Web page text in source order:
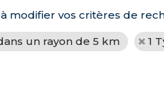
modifier vos critères de
un rayon de 5 km
1